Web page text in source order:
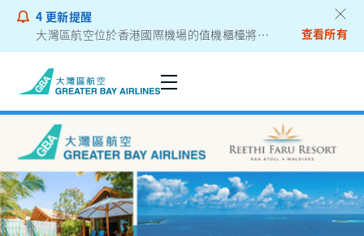
4 更新提醒
大灣區航空位於香港國際機場的值機櫃檯將遷往二號客運大樓
乘客通告 - 鋰電池外置充電器 查看所有